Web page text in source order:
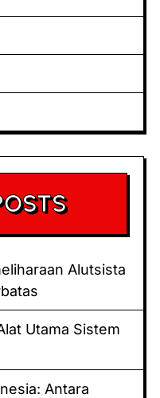
Alutsista
Utama Sistem
Antara